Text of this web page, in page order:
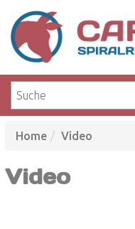
Home Video
Video